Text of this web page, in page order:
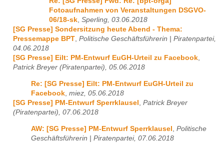
Fotoaufnahmen von Veranstaltungen DSGVO-
06/18-sk, Sperling, 03.06.2018
[SG Presse] Sondersitzung heute Abend - Thema:
Pressemappe BPT, Politische Geschäftsführerin | Piratenpartei,
04.06.2018
[SG Presse] Eilt: PM-Entwurf EuGH-Urteil zu Facebook,
Patrick Breyer (Piratenpartei), 05.06.2018
Re: [SG Presse] Eilt: PM-Entwurf EuGH-Urteil zu
Facebook miez, 05.06.2018
[SG Presse] PM-Entwurf Sperrklausel
Patrick Breyer
(Piratenpartei), 07.06.2018
AW: [SG Presse] PM-Entwurf Sperrklausel Politische
Geschäftsführerin | Piratenpartei, 07.06.2018